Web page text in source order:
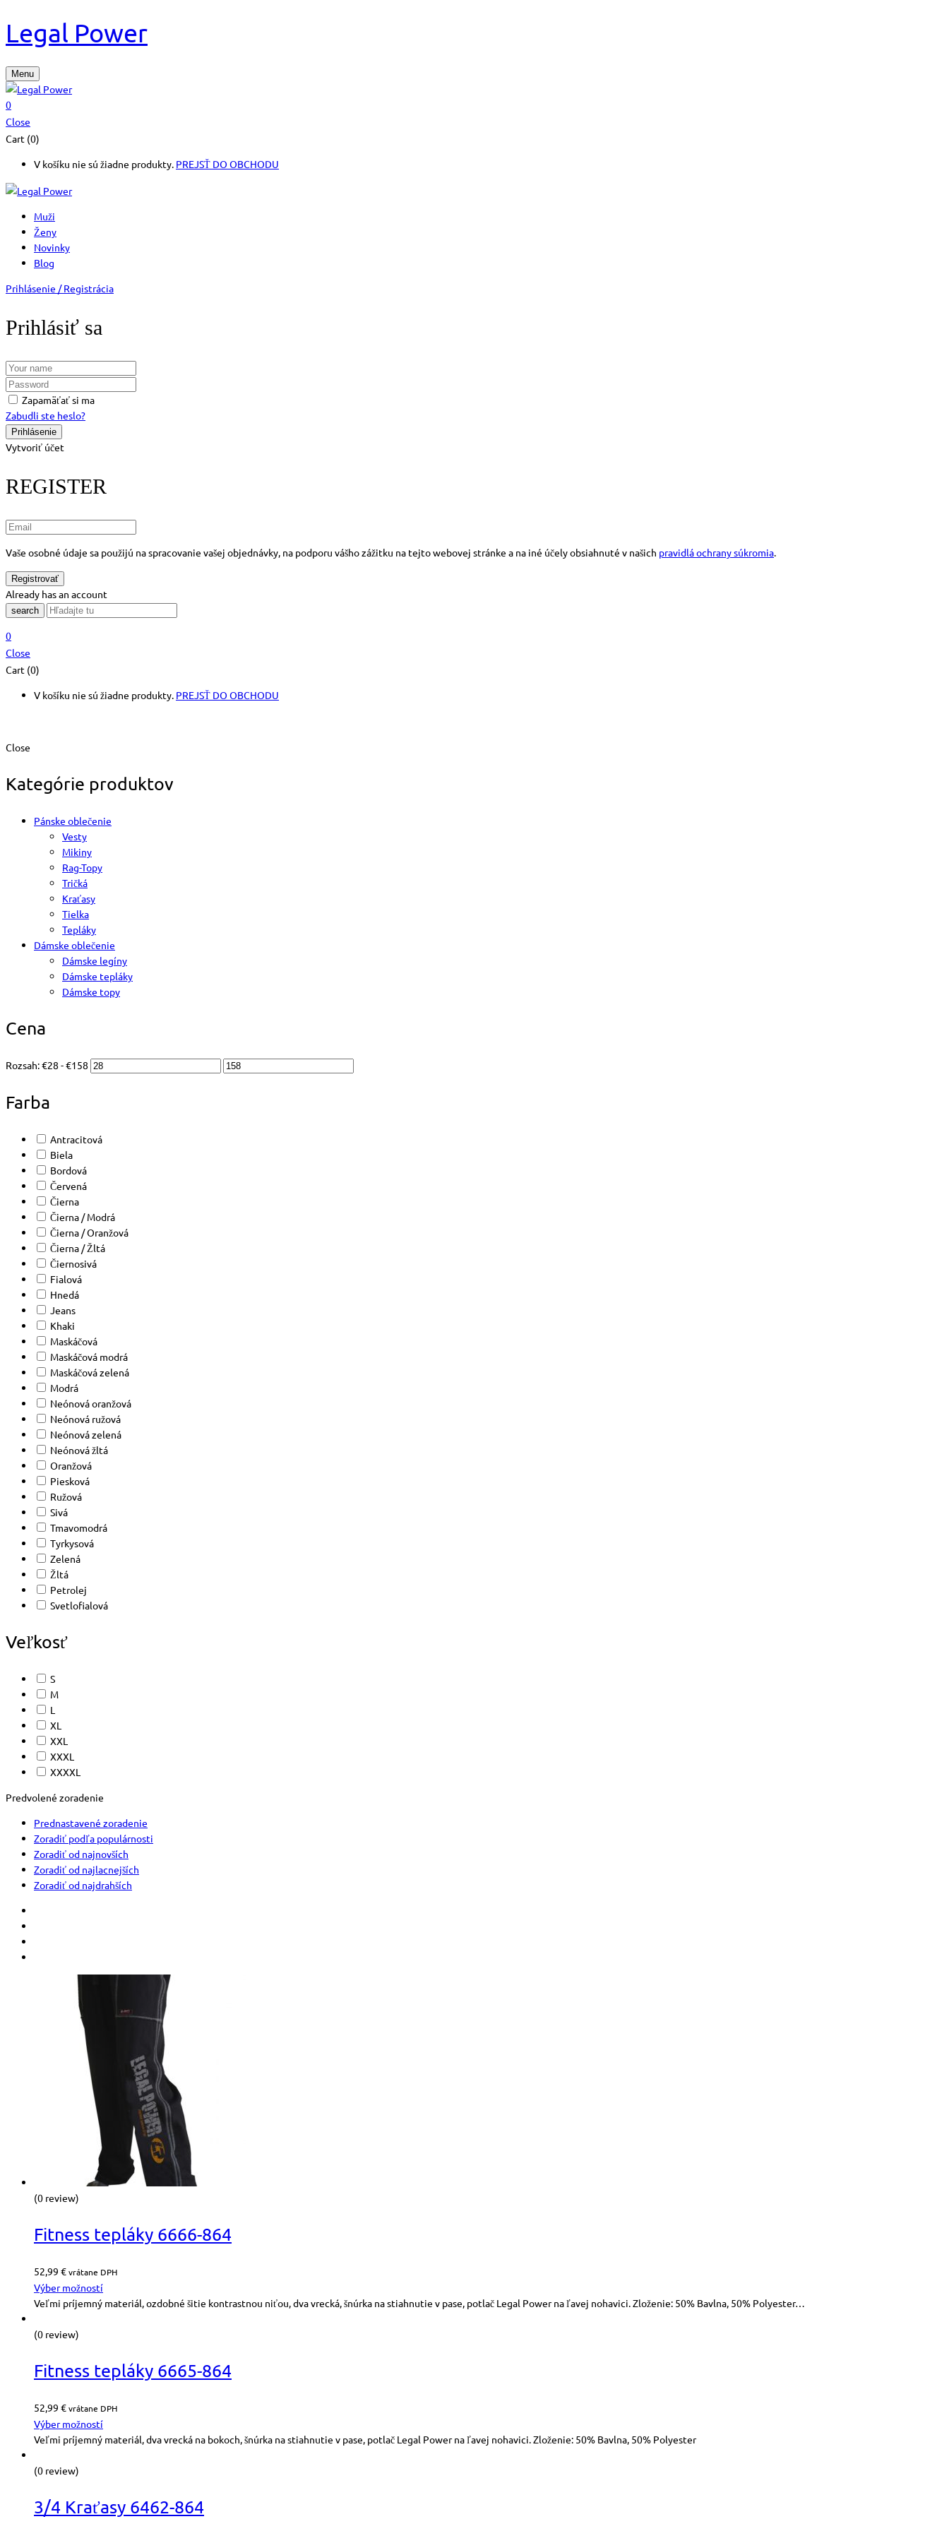
Legal Power
Menu
0
Close
Cart (0)
V košíku nie sú žiadne produkty. PREJSŤ DO OBCHODU
Muži
Ženy
Novinky
Blog
Prihlásenie / Registrácia
Prihlásiť sa
Zapamäťať si ma
Zabudli ste heslo?
Vytvoriť účet
REGISTER
Vaše osobné údaje sa použijú na spracovanie vašej objednávky, na podporu vášho zážitku na tejto webovej stránke a na iné účely obsiahnuté v našich pravidlá ochrany súkromia.
Already has an account
search
0
Close
Cart (0)
V košíku nie sú žiadne produkty. PREJSŤ DO OBCHODU
Close
Kategórie produktov
Pánske oblečenie
Vesty
Mikiny
Rag-Topy
Tričká
Kraťasy
Tielka
Tepláky
Dámske oblečenie
Dámske legíny
Dámske tepláky
Dámske topy
Cena
Rozsah:€28 - €158
Farba
Antracitová
Biela
Bordová
Červená
Čierna
Čierna / Modrá
Čierna / Oranžová
Čierna / Žltá
Čiernosivá
Fialová
Hnedá
Jeans
Khaki
Maskáčová
Maskáčová modrá
Maskáčová zelená
Modrá
Neónová oranžová
Neónová ružová
Neónová zelená
Neónová žltá
Oranžová
Piesková
Ružová
Sivá
Tmavomodrá
Tyrkysová
Zelená
Žltá
Petrolej
Svetlofialová
Veľkosť
S
M
L
XL
XXL
XXXL
XXXXL
Predvolené zoradenie
Prednastavené zoradenie
Zoradiť podľa populárnosti
Zoradiť od najnovších
Zoradiť od najlacnejších
Zoradiť od najdrahších
(0 review)
Fitness tepláky 6666-864
52,99 €vrátane DPH
Výber možností
Veľmi príjemný materiál, ozdobné šitie kontrastnou niťou, dva vrecká, šnúrka na stiahnutie v pase, potlač Legal Power na ľavej nohavici. Zloženie: 50% Bavlna, 50% Polyester…
(0 review)
Fitness tepláky 6665-864
52,99 €vrátane DPH
Výber možností
Veľmi príjemný materiál, dva vrecká na bokoch, šnúrka na stiahnutie v pase, potlač Legal Power na ľavej nohavici. Zloženie: 50% Bavlna, 50% Polyester
(0 review)
3/4 Kraťasy 6462-864